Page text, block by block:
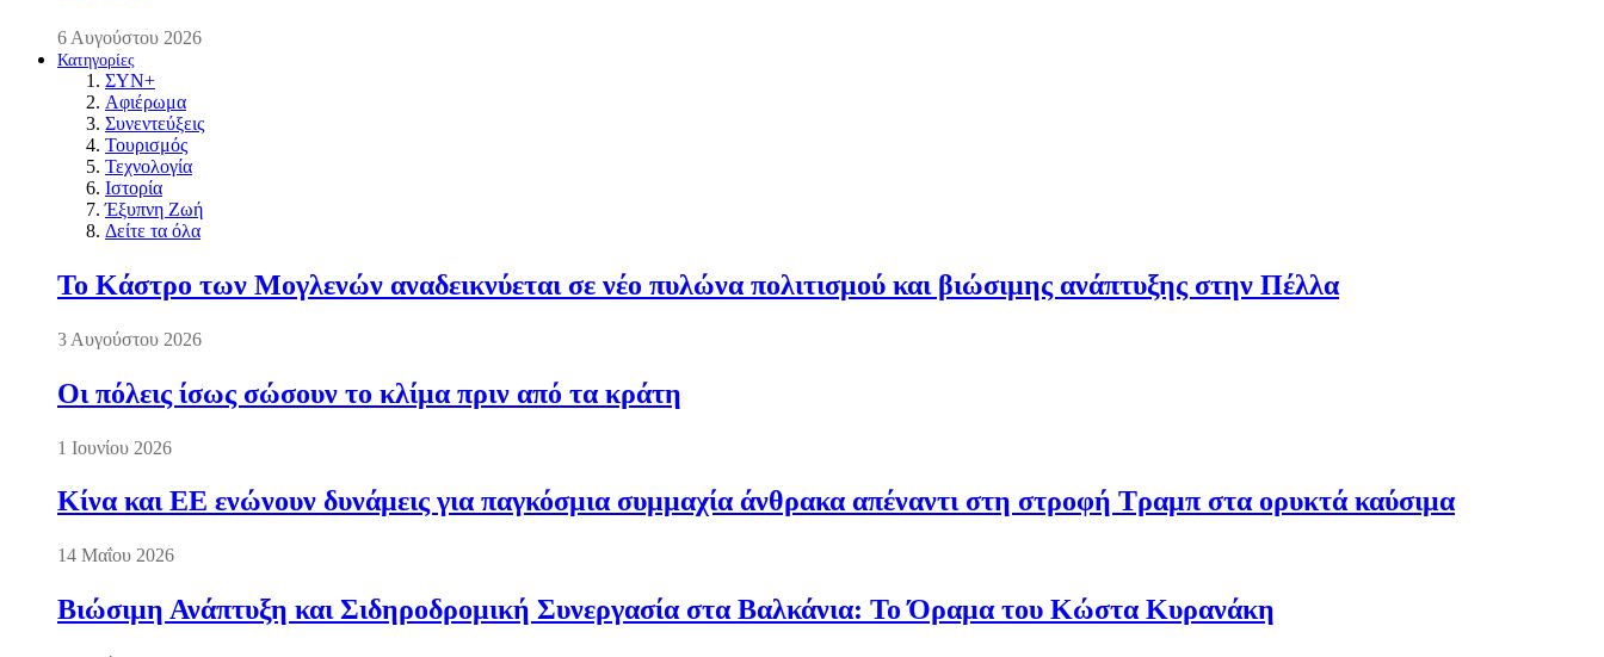
6 Αυγούστου 2026
Κατηγορίες
ΣΥΝ+
Αφιέρωμα
Συνεντεύξεις
Τουρισμός
Τεχνολογία
Ιστορία
Έξυπνη Ζωή
Δείτε τα όλα
Το Κάστρο των Μογλενών αναδεικνύεται σε νέο πυλώνα πολιτισμού και βιώσιμης ανάπτυξης στην Πέλλα
3 Αυγούστου 2026
Οι πόλεις ίσως σώσουν το κλίμα πριν από τα κράτη
1 Ιουνίου 2026
Κίνα και ΕΕ ενώνουν δυνάμεις για παγκόσμια συμμαχία άνθρακα απέναντι στη στροφή Τραμπ στα ορυκτά καύσιμα
14 Μαΐου 2026
Βιώσιμη Ανάπτυξη και Σιδηροδρομική Συνεργασία στα Βαλκάνια: Το Όραμα του Κώστα Κυρανάκη